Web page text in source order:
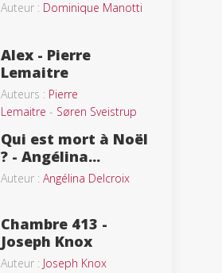
Auteur : Dominique Manotti
Alex - Pierre
Lemaitre
Auteurs : Pierre
Lemaitre - Søren Sveistrup
Qui est mort à Noël
? - Angélina...
Auteur : Angélina Delcroix
Chambre 413 -
Joseph Knox
Auteur : Joseph Knox